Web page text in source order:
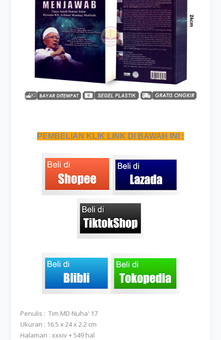
PEMBELIAN KLIK LINK DI BAWAH INI :
Penulis : Tim MD Nuha' 17
Ukuran : 16.5 x 24 x 2.2 cm
Halaman : xxxiv + 549 hal